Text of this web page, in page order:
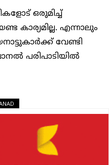
ഒരുമിച്ച്
കാര്യമില്ല. എന്നാലും
വേണ്ടി
പരിപാടിയിൽ